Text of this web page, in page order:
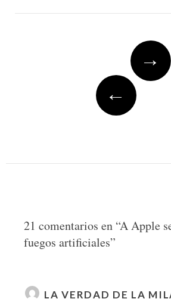
→
←
21 comentarios en “A Apple
fuegos artificiales”
LA VERDAD DE LA